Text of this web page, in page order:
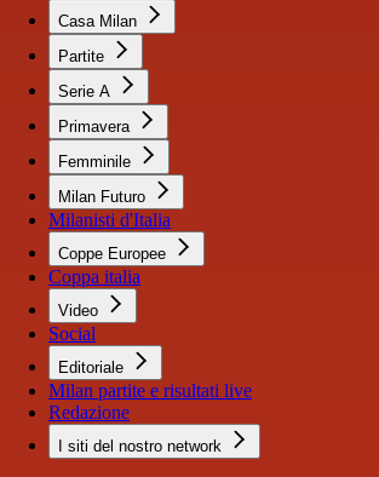
Casa Milan
Partite
Serie A
Primavera
Femminile
Milan Futuro
Milanisti d'Italia
Coppe Europee
Coppa italia
Video
Social
Editoriale
Milan partite e risultati live
Redazione
I siti del nostro network